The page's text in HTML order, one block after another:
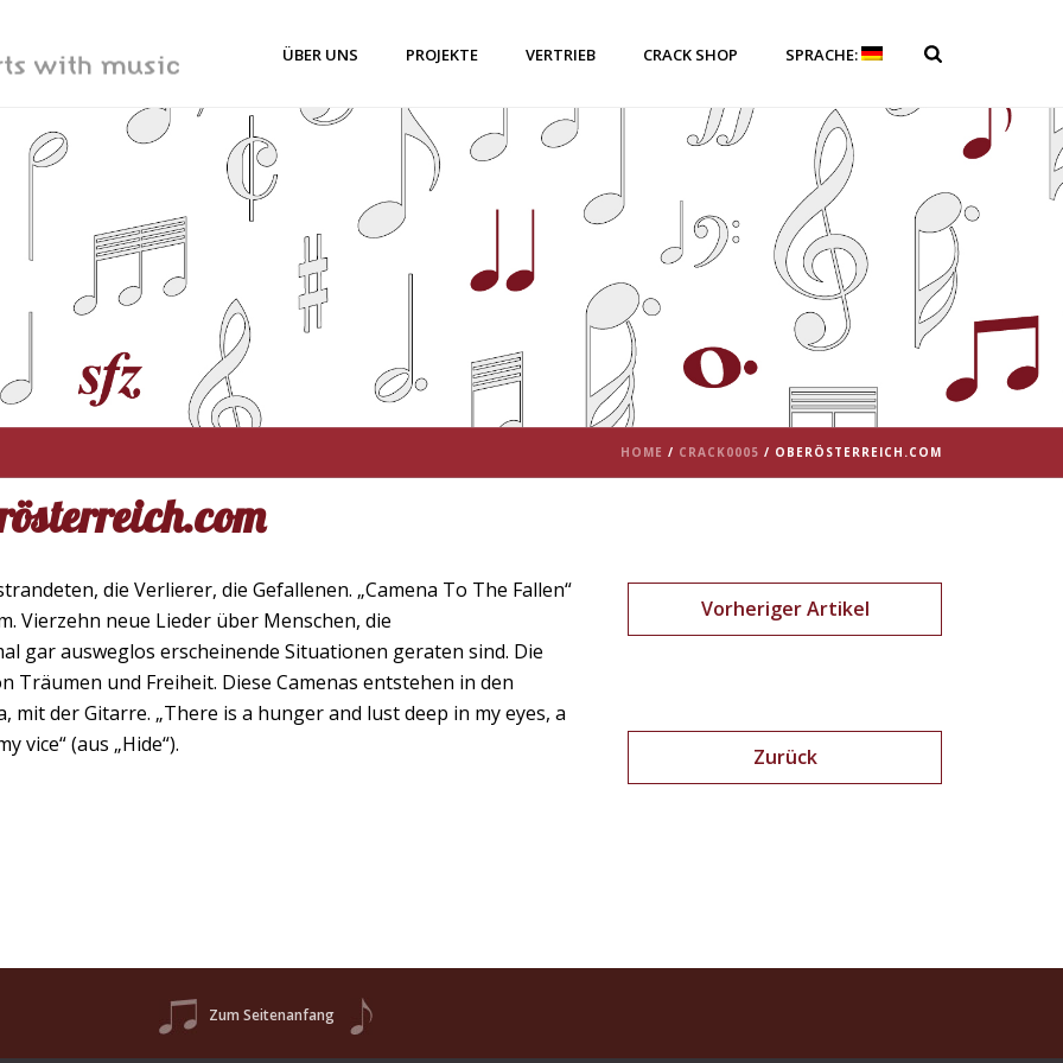
ÜBER UNS PROJEKTE VERTRIEB CRACK SHOP SPRACHE:
HOME / CRACK0005 / OBERÖSTERREICH.COM
die Verlierer, die Gefallenen. „Camena To The Fallen“
Vierzehn neue Lieder über Menschen, die
gar ausweglos erscheinende Situationen geraten sind. Die
Träumen und Freiheit. Diese Camenas entstehen in den
mit der Gitarre. „There is a hunger and lust deep in my eyes, a
vice“ (aus „Hide“).
Vorheriger Artikel
Zurück
Zum Seitenanfang